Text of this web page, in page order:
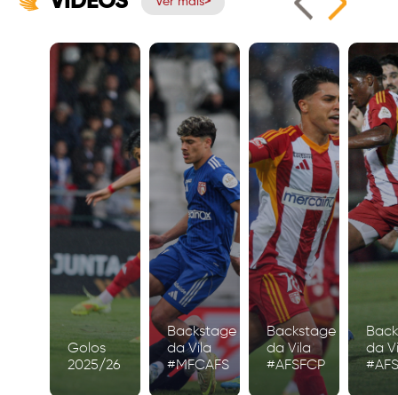
Golos
2025/26
Backstage
da Vila
#MFCAFS
Backstage
da Vila
#AFSFCP
da